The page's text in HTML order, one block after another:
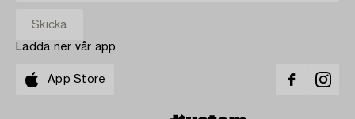
Ladda ner vår app
App Store